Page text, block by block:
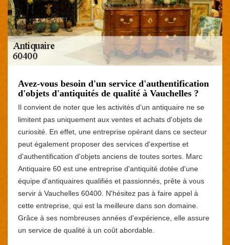
Avez-vous besoin d'un service d'authentification
d'objets d'antiquités de qualité à Vauchelles ?
Il convient de noter que les activités d'un antiquaire ne se
limitent pas uniquement aux ventes et achats d'objets de
curiosité. En effet, une entreprise opérant dans ce secteur
peut également proposer des services d'expertise et
d'authentification d'objets anciens de toutes sortes. Marc
Antiquaire 60 est une entreprise d'antiquité dotée d'une
équipe d'antiquaires qualifiés et passionnés, prête à vous
servir à Vauchelles 60400. N'hésitez pas à faire appel à
cette entreprise, qui est la meilleure dans son domaine.
Grâce à ses nombreuses années d'expérience, elle assure
un service de qualité à un coût abordable.